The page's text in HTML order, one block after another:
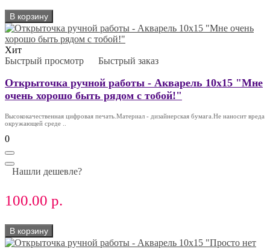
В корзину
Хит
Быстрый просмотр
Быстрый заказ
Открыточка ручной работы - Акварель 10х15 "Мне
очень хорошо быть рядом с тобой!"
Высококачественная цифровая печать.Материал - дизайнерская бумага.Не наносит вреда
окружающей среде ..
0
Нашли дешевле?
100.00 р.
В корзину